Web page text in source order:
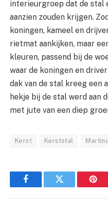
interieurgroep dat de stal
aanzien zouden krijgen.
koningen, kameel en
rietmat aankijken, maar
kleuren, passend bij de
waar de koningen en
dak van de stal kreeg een
hekje bij de stal werd aan
met jute van een diep
Kerst Kerststal
FacebookTwitter